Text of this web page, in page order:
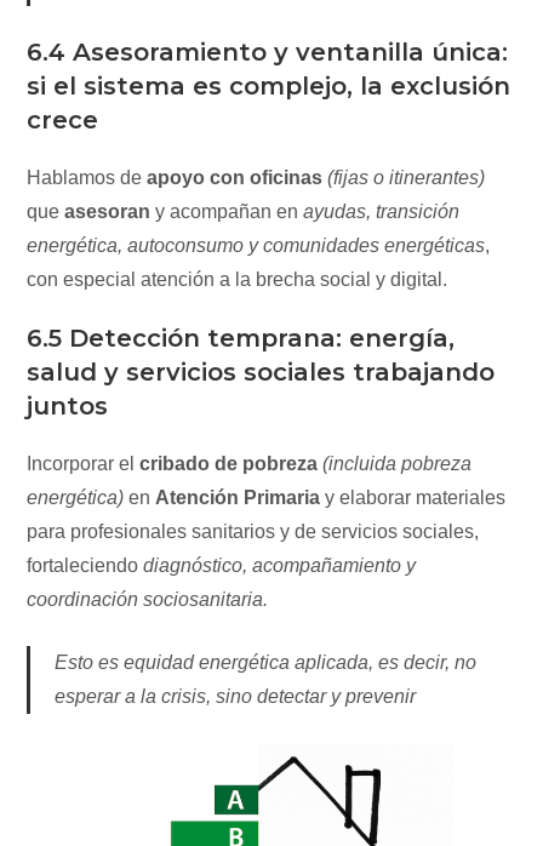
6.4 Asesoramiento y ventanilla única:
si el sistema es complejo, la exclusión
crece
Hablamos deapoyo con oficinas (fijas o itinerantes)
que asesoran y acompañan enayudas, transición
energética, autoconsumo y comunidades energéticas,
con especial atención a la brecha social y digital.
6.5 Detección temprana: energía,
salud y servicios sociales trabajando
juntos
Incorporar elcribado de pobreza (incluida pobreza
energética)en Atención Primaria y elaborar materiales
para profesionales sanitarios y de servicios sociales,
fortaleciendodiagnóstico, acompañamiento y
coordinación sociosanitaria.
Esto es equidad energética aplicada, es decir, no
esperar a la crisis, sino detectar y prevenir